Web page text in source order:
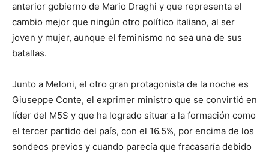
anterior gobierno de Mario Draghi y que representa el
cambio mejor que ningún otro político italiano, al ser
joven y mujer, aunque el feminismo no sea una de sus
batallas.
Junto a Meloni, el otro gran protagonista de la noche es
Giuseppe Conte, el exprimer ministro que se convirtió en
líder del M5S y que ha logrado situar a la formación como
el tercer partido del país, con el 16.5%, por encima de los
sondeos previos y cuando parecía que fracasaría debido